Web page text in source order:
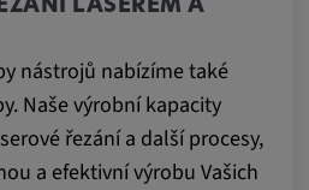
LASEREM A
nástrojů nabízíme také
Naše výrobní kapacity
řezání a další procesy,
a efektivní výrobu Vašich